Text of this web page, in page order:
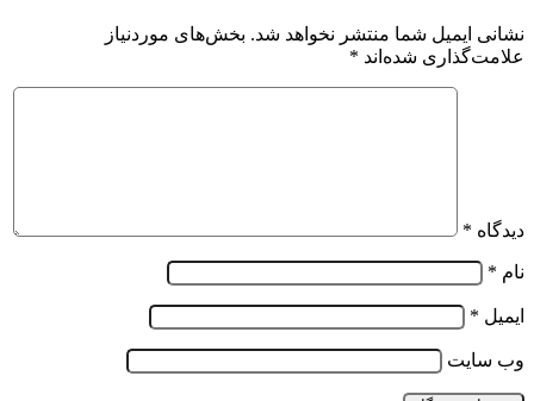
نشانی ایمیل شما منتشر نخواهد شد. بخش‌های موردنیاز
علامت‌گذاری شده‌اند *
دیدگاه *
نام *
ایمیل *
وب‌ سایت